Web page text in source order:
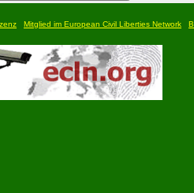
Mitglied im European Civil Liberties Network